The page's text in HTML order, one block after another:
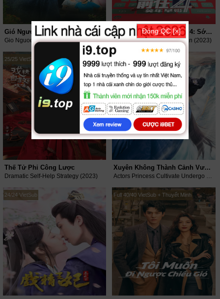
Gió Ngược
Gio Nguoc (2023)
Kế Hoạch Người Yêu Cũ 4: Sớm Yêu Trễ Cưới
The Ex-Files 4: Marriage Plan (2023)
25/25 VietSub
Thế Tử Phi Công Lược
Dramatic Self-Help Strategy (2023)
Xuyên Không Thành Cảnh Vương Phi (Phần 2)
Actors Princess Cultivate Undergo (Season 2) (2023)
24/24 VietSub Full 40/40 VietSub + Thuyết Minh
Đóng QC [×]